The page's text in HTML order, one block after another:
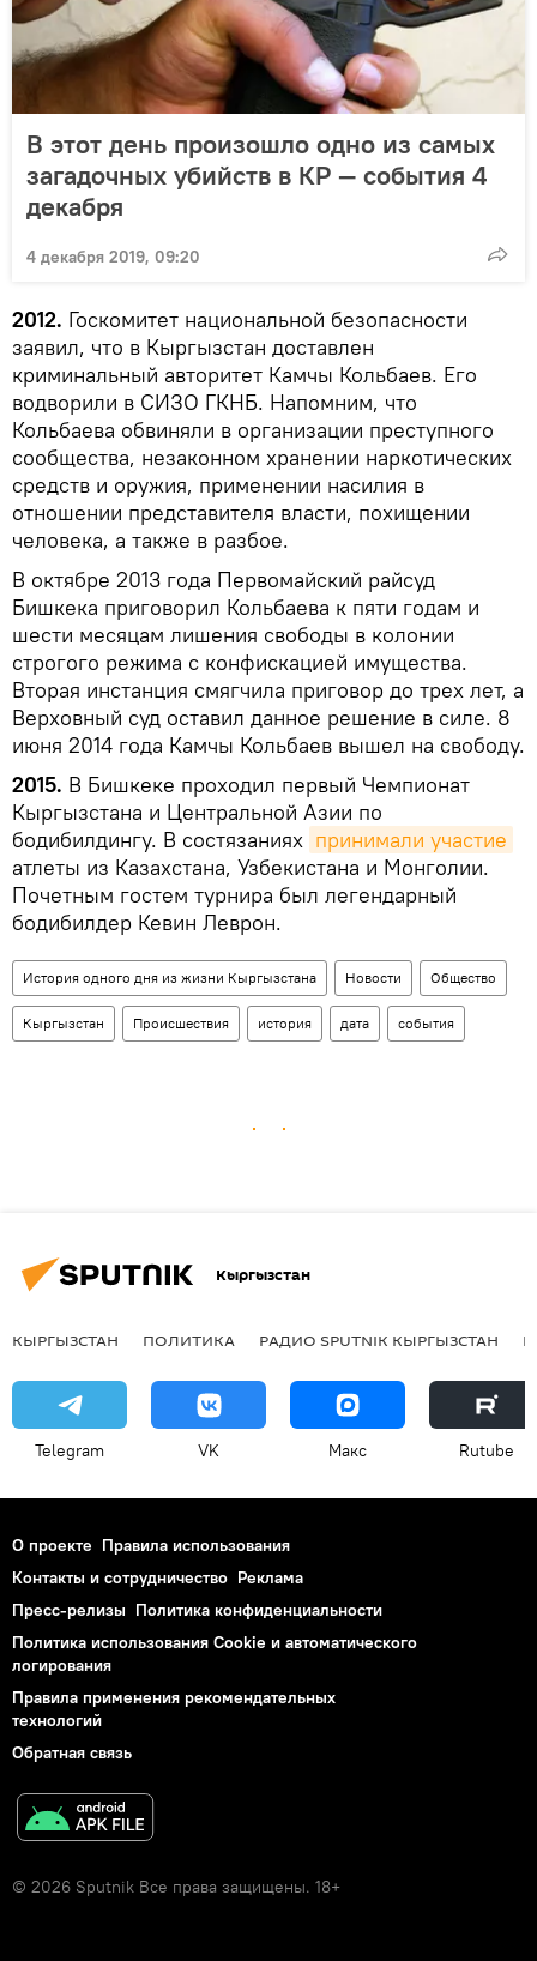
В этот день произошло одно из самых
загадочных убийств в КР — события 4
декабря
4 декабря 2019, 09:20
2012. Госкомитет национальной безопасности
заявил, что в Кыргызстан доставлен
криминальный авторитет Камчы Кольбаев. Его
водворили в СИЗО ГКНБ. Напомним, что
Кольбаева обвиняли в организации преступного
сообщества, незаконном хранении наркотических
средств и оружия, применении насилия в
отношении представителя власти, похищении
человека, а также в разбое.
В октябре 2013 года Первомайский райсуд
Бишкека приговорил Кольбаева к пяти годам и
шести месяцам лишения свободы в колонии
строгого режима с конфискацией имущества.
Вторая инстанция смягчила приговор до трех лет, а
Верховный суд оставил данное решение в силе. 8
июня 2014 года Камчы Кольбаев вышел на свободу.
2015. В Бишкеке проходил первый Чемпионат
Кыргызстана и Центральной Азии по
бодибилдингу. В состязаниях принимали участие
атлеты из Казахстана, Узбекистана и Монголии.
Почетным гостем турнира был легендарный
бодибилдер Кевин Леврон.
История одного дня из жизни Кыргызстана Новости Общество
Кыргызстан Происшествия история дата события
Кыргызстан
КЫРГЫЗСТАН ПОЛИТИКА РАДИО SPUTNIK КЫРГЫЗСТАН
Telegram VK Макс Rutube
О проекте Правила использования
Контакты и сотрудничество Реклама
Пресс-релизы Политика конфиденциальности
Политика использования Cookie и автоматического
логирования
Правила применения рекомендательных
технологий
Обратная связь
© 2026 Sputnik Все права защищены. 18+